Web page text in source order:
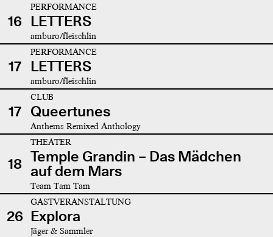
16
PERFORMANCE
LETTERS
amburo/fleischlin
17
PERFORMANCE
LETTERS
amburo/fleischlin
17
CLUB
Queertunes
Anthems Remixed Anthology
18
THEATER
Temple Grandin – Das Mädchen
auf dem Mars
Team Tam Tam
26
GASTVERANSTALTUNG
Explora
Jäger & Sammler